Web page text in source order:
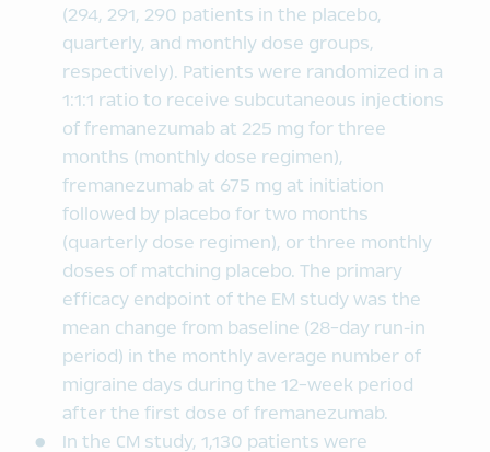
(294, 291, 290 patients in the placebo,
quarterly, and monthly dose groups,
respectively). Patients were randomized in a
1:1:1 ratio to receive subcutaneous injections
of fremanezumab at 225 mg for three
months (monthly dose regimen),
fremanezumab at 675 mg at initiation
followed by placebo for two months
(quarterly dose regimen), or three monthly
doses of matching placebo. The primary
efficacy endpoint of the EM study was the
mean change from baseline (28-day run-in
period) in the monthly average number of
migraine days during the 12-week period
after the first dose of fremanezumab.
In the CM study, 1,130 patients were